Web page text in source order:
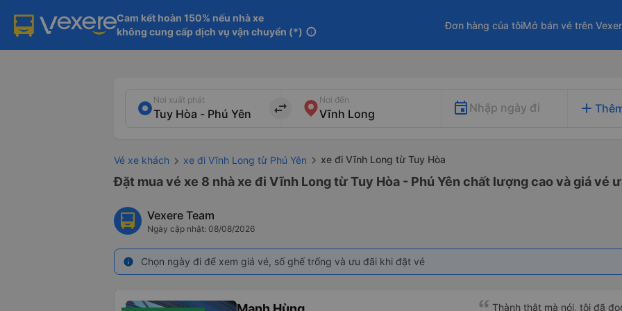
Cam kết hoàn 150% nếu nhà xe
không cung cấp dịch vụ vận chuyển (*) info
Đơn hàng của tôiMở bán vé trên
Nơi xuất phát
import_export
Nơi đến
Nhập ngày đi add
Vé xe khách xe đi Vĩnh Long từ Phú Yên xe đi Vĩnh Long từ Tuy Hòa
Đặt mua vé xe 8 nhà xe đi Vĩnh Long từ Tuy Hòa - Phú Yên chất lượng cao và giá vé
Vexere Team
Ngày cập nhật: 08/08/2026
info Chọn ngày đi để xem giá vé, số ghế trống và ưu đãi khi đặt vé
Thành thật mà nói, tôi đã